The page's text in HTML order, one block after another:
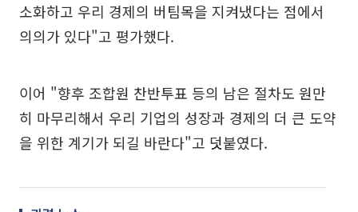
소화하고 우리 경제의 버팀목을 지켜냈다는 점에서
의의가 있다"고 평가했다.
이어 "향후 조합원 찬반투표 등의 남은 절차도 원만
히 마무리해서 우리 기업의 성장과 경제의 더 큰 도약
을 위한 계기가 되길 바란다"고 덧붙였다.